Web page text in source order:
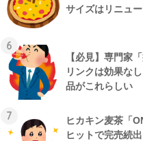
サイズはリニュー
6
【必見】専門家
リンクは効果な
品がこれらしい
7
ヒカキン麦茶「
ヒットで完売続